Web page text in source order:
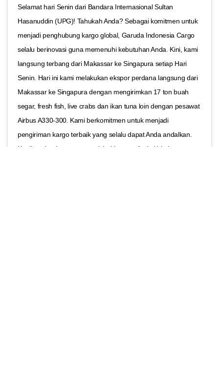
Selamat hari Senin dari Bandara Internasional Sultan
Hasanuddin (UPG)! Tahukah Anda? Sebagai komitmen untuk
menjadi penghubung kargo global, Garuda Indonesia Cargo
selalu berinovasi guna memenuhi kebutuhan Anda. Kini, kami
langsung terbang dari Makassar ke Singapura setiap Hari
Senin. Hari ini kami melakukan ekspor perdana langsung dari
Makassar ke Singapura dengan mengirimkan 17 ton buah
segar, fresh fish, live crabs dan ikan tuna loin dengan pesawat
Airbus A330-300. Kami berkomitmen untuk menjadi
pengiriman kargo terbaik yang selalu dapat Anda andalkan.
Kualitas dan kesegaran perishable yang Anda kirimkan